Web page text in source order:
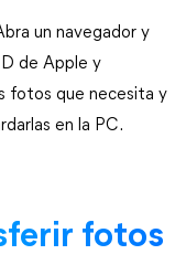
un navegador y
de Apple y
fotos que necesita y
en la PC.
fotos